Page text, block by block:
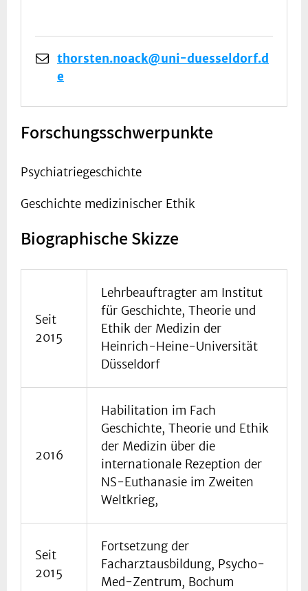
thorsten.noack@uni-duesseldorf.d
e
Forschungsschwerpunkte
Psychiatriegeschichte
Geschichte medizinischer Ethik
Biographische Skizze
Seit
2015
Lehrbeauftragter am Institut
für Geschichte, Theorie und
Ethik der Medizin der
Heinrich-Heine-Universität
Düsseldorf
2016
Habilitation im Fach
Geschichte, Theorie und Ethik
der Medizin über die
internationale Rezeption der
NS-Euthanasie im Zweiten
Weltkrieg,
Seit
2015
Fortsetzung der
Facharztausbildung, Psycho-
Med-Zentrum, Bochum